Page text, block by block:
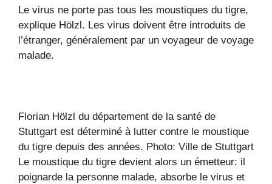
Le virus ne porte pas tous les moustiques du tigre,
explique Hölzl. Les virus doivent être introduits de
l’étranger, généralement par un voyageur de voyage
malade.
Florian Hölzl du département de la santé de
Stuttgart est déterminé à lutter contre le moustique
du tigre depuis des années. Photo: Ville de Stuttgart
Le moustique du tigre devient alors un émetteur: il
poignarde la personne malade, absorbe le virus et